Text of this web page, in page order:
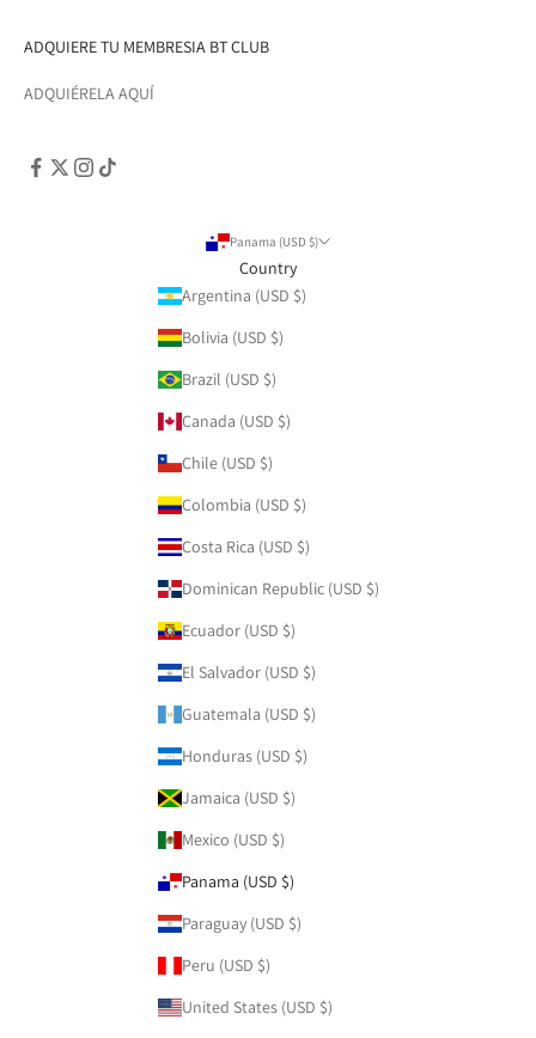
ADQUIERE TU MEMBRESIA BT CLUB
ADQUIÉRELA AQUÍ
Panama (USD $)
Country
Argentina (USD $)
Bolivia (USD $)
Brazil (USD $)
Canada (USD $)
Chile (USD $)
Colombia (USD $)
Costa Rica (USD $)
Dominican Republic (USD $)
Ecuador (USD $)
El Salvador (USD $)
Guatemala (USD $)
Honduras (USD $)
Jamaica (USD $)
Mexico (USD $)
Panama (USD $)
Paraguay (USD $)
Peru (USD $)
United States (USD $)